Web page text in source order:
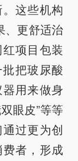
这些机构
、更舒适治
项目包装
把玻尿酸
用来做身
眼皮”等等
过更为创
者，形成